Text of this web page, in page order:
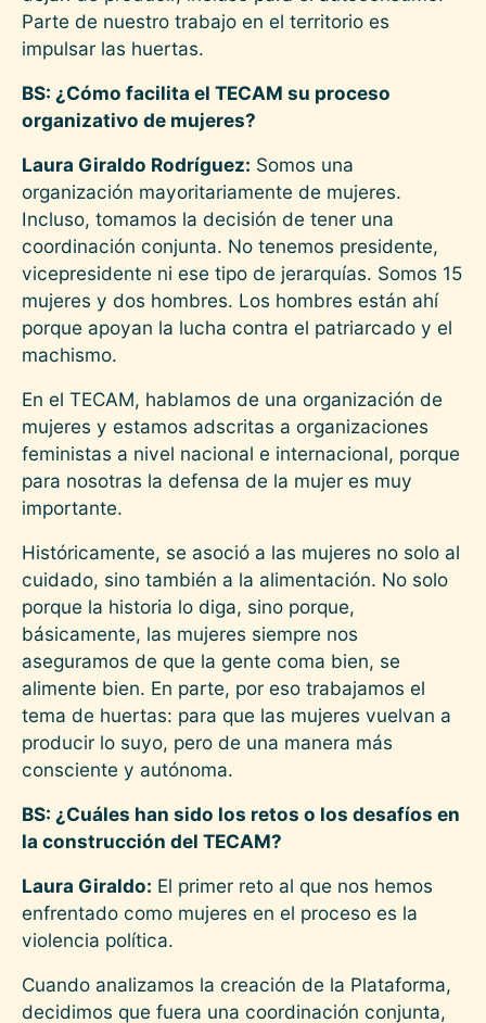
Parte de nuestro trabajo en el territorio es
impulsar las huertas.
BS: ¿Cómo facilita el TECAM su proceso
organizativo de mujeres?
Laura Giraldo Rodríguez: Somos una
organización mayoritariamente de mujeres.
Incluso, tomamos la decisión de tener una
coordinación conjunta. No tenemos presidente,
vicepresidente ni ese tipo de jerarquías. Somos 15
mujeres y dos hombres. Los hombres están ahí
porque apoyan la lucha contra el patriarcado y el
machismo.
En el TECAM, hablamos de una organización de
mujeres y estamos adscritas a organizaciones
feministas a nivel nacional e internacional, porque
para nosotras la defensa de la mujer es muy
importante.
Históricamente, se asoció a las mujeres no solo al
cuidado, sino también a la alimentación. No solo
porque la historia lo diga, sino porque,
básicamente, las mujeres siempre nos
aseguramos de que la gente coma bien, se
alimente bien. En parte, por eso trabajamos el
tema de huertas: para que las mujeres vuelvan a
producir lo suyo, pero de una manera más
consciente y autónoma.
BS: ¿Cuáles han sido los retos o los desafíos en
la construcción del TECAM?
Laura Giraldo: El primer reto al que nos hemos
enfrentado como mujeres en el proceso es la
violencia política.
Cuando analizamos la creación de la Plataforma,
decidimos que fuera una coordinación conjunta,